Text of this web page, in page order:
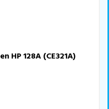
HP 128A (CE321A)